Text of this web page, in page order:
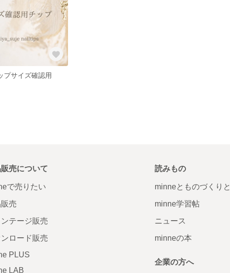
プサイズ確認用
売について
で売りたい
売
ンテージ販売
ンロード販売
PLUS
LAB
読みもの
minneとものづくりと
minne学習帖
ニュース
minneの本
企業の方へ